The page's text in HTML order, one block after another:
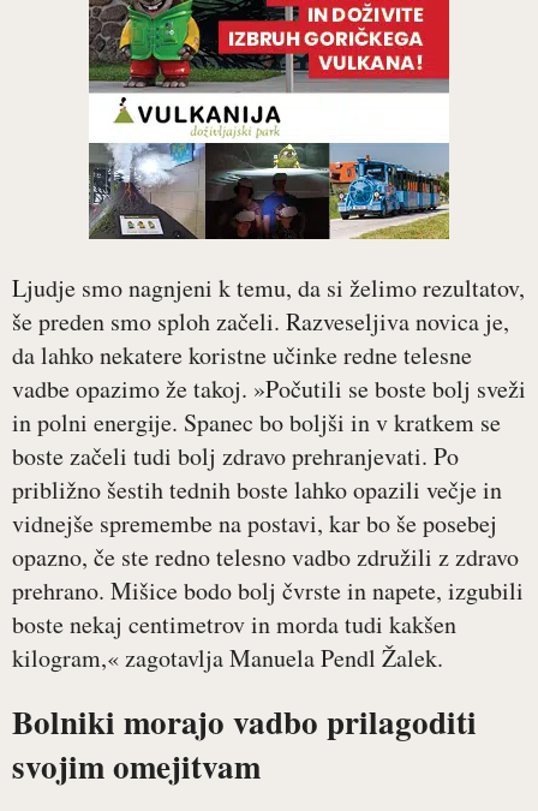
Ljudje smo nagnjeni k temu, da si želimo rezultatov,
še preden smo sploh začeli. Razveseljiva novica je,
da lahko nekatere koristne učinke redne telesne
vadbe opazimo že takoj. »Počutili se boste bolj sveži
in polni energije. Spanec bo boljši in v kratkem se
boste začeli tudi bolj zdravo prehranjevati. Po
približno šestih tednih boste lahko opazili večje in
vidnejše spremembe na postavi, kar bo še posebej
opazno, če ste redno telesno vadbo združili z zdravo
prehrano. Mišice bodo bolj čvrste in napete, izgubili
boste nekaj centimetrov in morda tudi kakšen
kilogram,« zagotavlja Manuela Pendl Žalek.
Bolniki morajo vadbo prilagoditi
svojim omejitvam